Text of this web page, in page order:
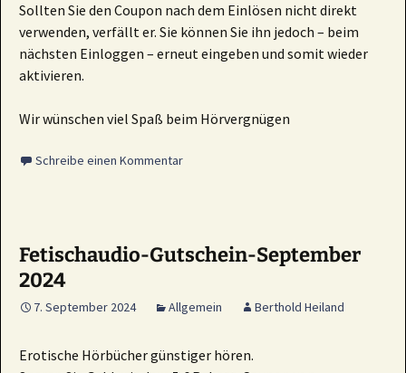
Sollten Sie den Coupon nach dem Einlösen nicht direkt
verwenden, verfällt er. Sie können Sie ihn jedoch – beim
nächsten Einloggen – erneut eingeben und somit wieder
aktivieren.
Wir wünschen viel Spaß beim Hörvergnügen
Schreibe einen Kommentar
Fetischaudio-Gutschein-September
2024
7. September 2024 Allgemein Berthold Heiland
Erotische Hörbücher günstiger hören.